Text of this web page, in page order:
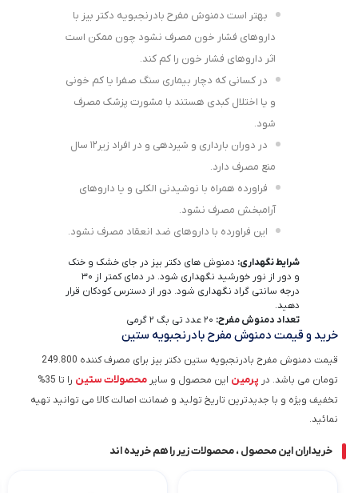
بهتر است دمنوش مفرح بادرنجبویه دکتر بیز با
داروهای فشار خون مصرف نشود چون ممکن است
اثر داروهای فشار خون را کم کند.
در کسانی که دچار بیماری سنگ صفرا یا کم خونی
و یا اختلال کبدی هستند با مشورت پزشک مصرف
شود.
در دوران بارداری و شیردهی و در افراد زیر۱۲ سال
منع مصرف دارد.
فراورده همراه با نوشیدنی الکلی و یا داروهای
آرامبخش مصرف نشود.
این فراورده با داروهای ضد انعقاد مصرف نشود.
شرایط نگهداری: دمنوش های دکتر بیز در جای خشک و خنک
و دور از نور خورشید نگهداری شود. در دمای کمتر از ۳۰
درجه سانتی گراد نگهداری شود. دور از دسترس کودکان قرار
دهید.
تعداد دمنوش مفرح:
خرید و قیمت دمنوش مفرح بادرنجبویه ستین
قیمت دمنوش مفرح بادرنجبویه ستین دکتر بیز برای مصرف کننده 249.800
تومان می باشد. در پرمین این محصول و سایر محصولات ستین
را تا 35%
تخفیف ویژه و با جدیدترین تاریخ تولید و ضمانت اصالت کالا می توانید تهیه
نمائید.
خریداران این محصول ، محصولات زیر را هم خریده اند